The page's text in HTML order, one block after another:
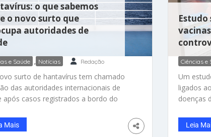
o que sabemos
o novo surto que
autoridades de
e Saúde , Notícias Redação
surto de hantavírus tem chamado
das autoridades internacionais de
após casos registrados a bordo do
rumo à África. O episódio gerou
mundial porque envolve a
Mais
Estudo
Ciências e
Um
ligados
doenças
visitas ao
Leia